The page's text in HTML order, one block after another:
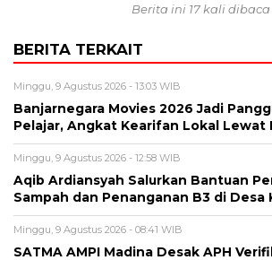
Berita ini 17 kali dibaca
BERITA TERKAIT
Minggu, 9 Agustus 2026 - 13:03 WIB
Banjarnegara Movies 2026 Jadi
Pelajar, Angkat Kearifan Lokal Lewat
Minggu, 9 Agustus 2026 - 12:58 WIB
Aqib Ardiansyah Salurkan Bantuan
Sampah dan Penanganan B3 di Desa
Minggu, 9 Agustus 2026 - 08:41 WIB
SATMA AMPI Madina Desak APH